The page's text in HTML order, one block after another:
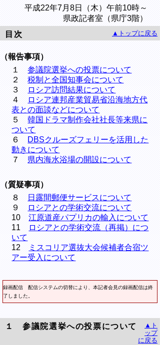
平成22年7月8日（木）午前10時～
県政記者室（県庁3階）
目次
▲トップに戻る
（報告事項）
１参議院選挙への投票について
２税制と全国知事会について
３
ロシア訪問結果について
４
ロシア連邦産業貿易省沿海地方代
表との面談などについて
５韓国ドラマ制作会社社長等来県に
ついて
６ DBSクルーズフェリーを活用した
動きについて
７ 県内海水浴場の開設について
（質疑事項）
８
日露間郵便サービスについて
９
ロシアとの学術交流について
10江原道産パプリカの輸入について
11
ロシアとの学術交流（再掲）につ
いて
12
ミスコリア選抜大会候補者合宿ツ
アー受入について
録画配信 配信システムの切替により、本記者会見の録画配信は終
了しました。
１ 参議院選挙への投票について
▲ト
ップ
に戻る